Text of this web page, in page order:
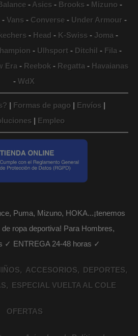
- Asics- Brooks- Mizuno-
- Vans - Converse - Under Armour -
- Head - K-Swiss - Joma -
- Ulhsport- Ditchil - Fila -
Era - Reebok- Regatta - Havaianas
- WdX
| Formas de pago | Envíos |
| Empleo
Puma, Mizuno, HOKA...¡tenemos
ropa deportiva! Para Hombres,
✓ ENTREGA 24-48 horas ✓
ACCESORIOS
DEPORTES
ESPECIAL VUELTA AL COLE
OFERTAS